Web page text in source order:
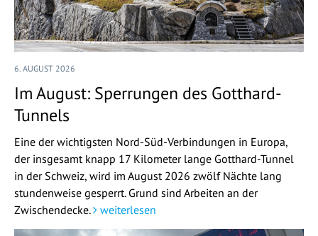
6. AUGUST 2026
Im August: Sperrungen des Gotthard-
Tunnels
Eine der wichtigsten Nord-Süd-Verbindungen in Europa,
der insgesamt knapp 17 Kilometer lange Gotthard-Tunnel
in der Schweiz, wird im August 2026 zwölf Nächte lang
stundenweise gesperrt. Grund sind Arbeiten an der
Zwischendecke.
weiterlesen